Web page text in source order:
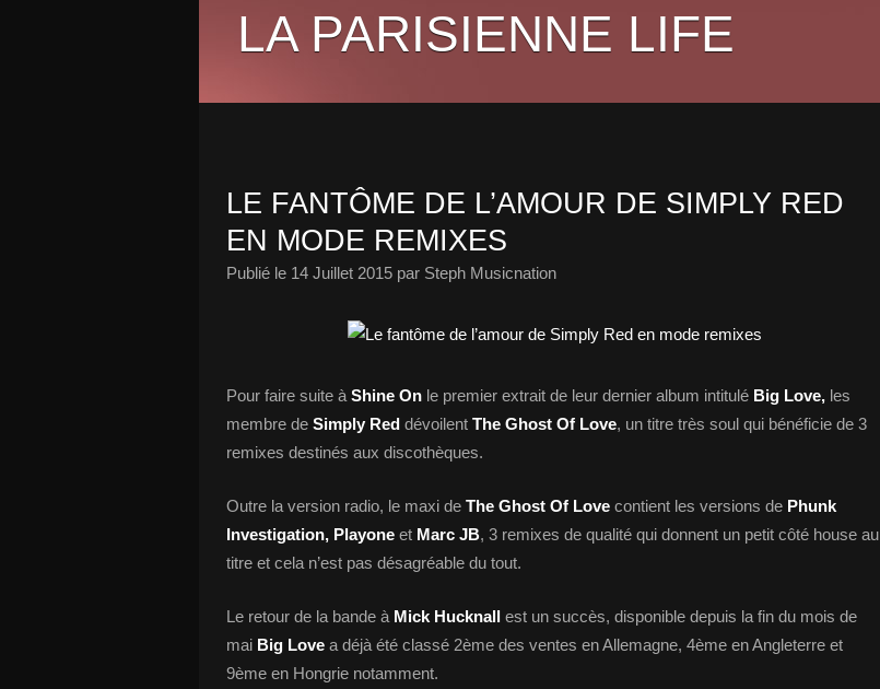
LA PARISIENNE LIFE
LE FANTÔME DE L’AMOUR DE SIMPLY RED
EN MODE REMIXES
Publié le 14 Juillet 2015 par Steph Musicnation
Pour faire suite à Shine On le premier extrait de leur dernier album intitulé Big Love, les
membre de Simply Red dévoilent The Ghost Of Love, un titre très soul qui bénéficie de 3
remixes destinés aux discothèques.
Outre la version radio, le maxi de The Ghost Of Love contient les versions de Phunk
Investigation, Playone et Marc JB, 3 remixes de qualité qui donnent un petit côté house au
titre et cela n’est pas désagréable du tout.
Le retour de la bande à Mick Hucknall est un succès, disponible depuis la fin du mois de
mai Big Love a déjà été classé 2ème des ventes en Allemagne, 4ème en Angleterre et
9ème en Hongrie notamment.